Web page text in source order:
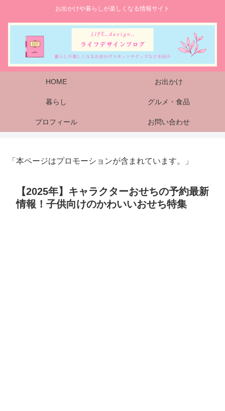
お出かけや暮らしが楽しくなる情報サイト
HOME お出かけ
暮らし グルメ・食品
プロフィール お問い合わせ
「本ページはプロモーションが含まれています。」
【2025年】キャラクターおせちの予約最新
情報！子供向けのかわいいおせち特集